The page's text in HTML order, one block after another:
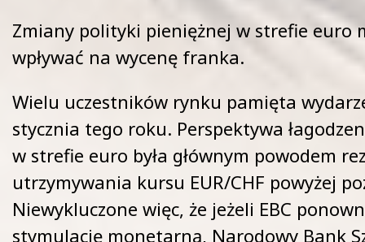
Zmiany polityki pieniężnej w strefie euro
wpływać na wycenę franka.
Wielu uczestników rynku pamięta
stycznia tego roku. Perspektywa
w strefie euro była głównym powodem
utrzymywania kursu EUR/CHF powyżej
Niewykluczone więc, że jeżeli EBC
stymulację monetarną, Narodowy Bank